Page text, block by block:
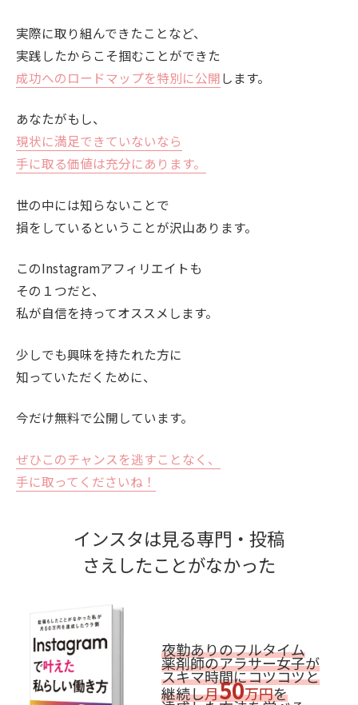
実際に取り組んできたことなど、
実践したからこそ掴むことができた
成功へのロードマップを特別に公開します。
あなたがもし、
現状に満足できていないなら
手に取る価値は充分にあります。
世の中には知らないことで
損をしているということが沢山あります。
このInstagramアフィリエイトも
その１つだと、
私が自信を持ってオススメします。
少しでも興味を持たれた方に
知っていただくために、
今だけ無料で公開しています。
ぜひこのチャンスを逃すことなく、
手に取ってくださいね！
インスタは見る専門・投稿
さえしたことがなかった
夜勤ありのフルタイム
薬剤師のアラサー女子が
スキマ時間にコツコツと
継続し月50万円を